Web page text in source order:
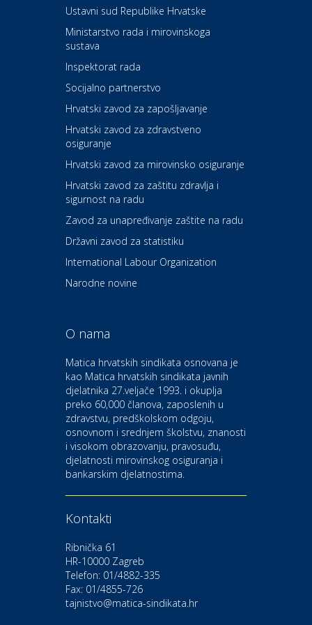
Kultura i edukacija
Kazalište ZKM
Auto-moto i tehnika
Zdravlje i osiguranje
Povoljnosti
Dental Sudar
Dom i dizajn
Euro-vrt – kosilice, motorne
Odmor
Bistrica
Auto-moto i tehnika
CIAK Auto d.o.o.
Kultura i edukacija
Kazalište Gavella
Moda i ljepota
Gastro
Hotel Bunčić Vrbovec
Ustavni sud Republike Hrvatske
Ministarstvo rada i mirovinskoga
sustava
Inspektorat rada
Socijalno partnerstvo
Hrvatski zavod za zapošljavanje
Hrvatski zavod za zdravstveno
osiguranje
Hrvatski zavod za mirovinsko osiguranje
Hrvatski zavod za zaštitu zdravlja i
sigurnost na radu
Zavod za unapređivanje zaštite na radu
Državni zavod za statistiku
International Labour Organization
Narodne novine
O nama
Matica hrvatskih sindikata osnovana je
kao Matica hrvatskih sindikata javnih
djelatnika 27.veljače 1993. i okuplja
preko 60,000 članova, zaposlenih u
zdravstvu, predškolskom odgoju,
osnovnom i srednjem školstvu, znanosti
i visokom obrazovanju, pravosuđu,
djelatnosti mirovinskog osiguranja i
bankarskim djelatnostima.
Kontakti
Ribnička 61
HR-10000 Zagreb
Telefon: 01/4882-335
Fax: 01/4855-726
tajnistvo@matica-sindikata.hr